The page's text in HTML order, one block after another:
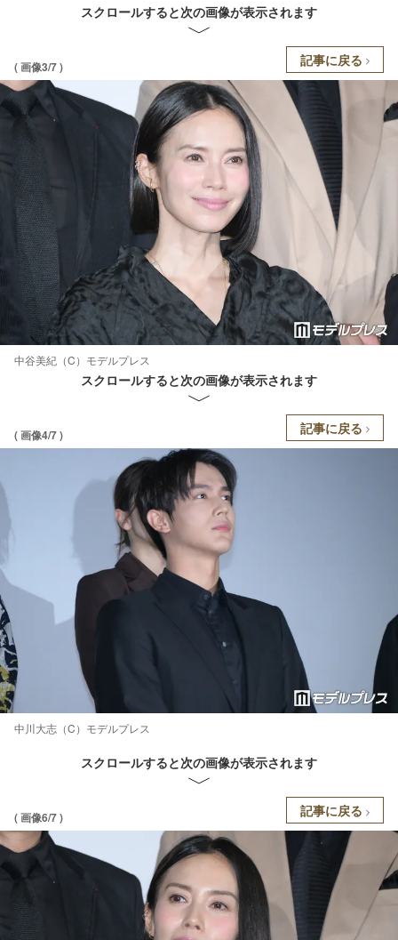
スクロールすると次の画像が表示されます
( 画像3/7 ) 記事に戻る
中谷美紀（C）モデルプレス
スクロールすると次の画像が表示されます
( 画像4/7 ) 記事に戻る
中川大志（C）モデルプレス
スクロールすると次の画像が表示されます
( 画像6/7 ) 記事に戻る